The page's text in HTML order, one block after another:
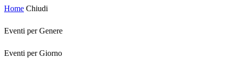
Home Chiudi
Eventi per Genere
Eventi per Giorno